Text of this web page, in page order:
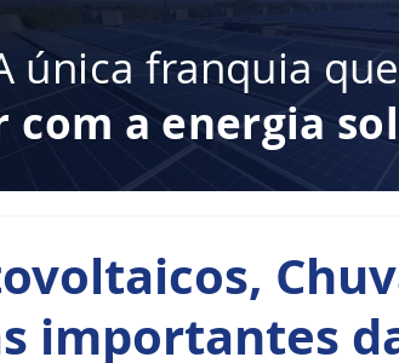
única franquia
com a energia
importantes